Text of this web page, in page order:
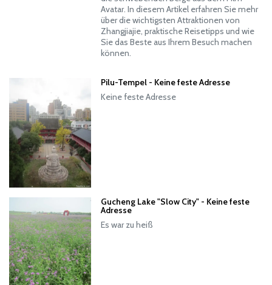
Avatar. In diesem Artikel erfahren Sie mehr
über die wichtigsten Attraktionen von
Zhangjiajie, praktische Reisetipps und wie
Sie das Beste aus Ihrem Besuch machen
können.
Pilu-Tempel - Keine feste Adresse
Keine feste Adresse
Gucheng Lake "Slow City" - Keine feste
Adresse
Es war zu heiß